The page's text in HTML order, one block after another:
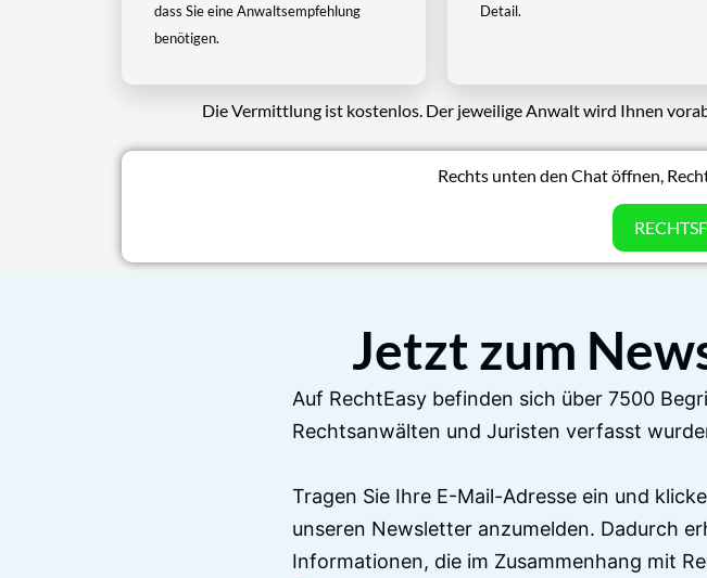
dass Sie eine Anwaltsempfehlung
benötigen.
Detail.
Die Vermittlung ist kostenlos. Der jeweilige Anwalt wird Ihnen
Rechts unten den Chat öffnen,
Jetzt zum
Auf RechtEasy befinden sich über 7500
Rechtsanwälten und Juristen verfasst
Tragen Sie Ihre E-Mail-Adresse ein und
unseren Newsletter anzumelden. Dadurch
Informationen, die im Zusammenhang mit